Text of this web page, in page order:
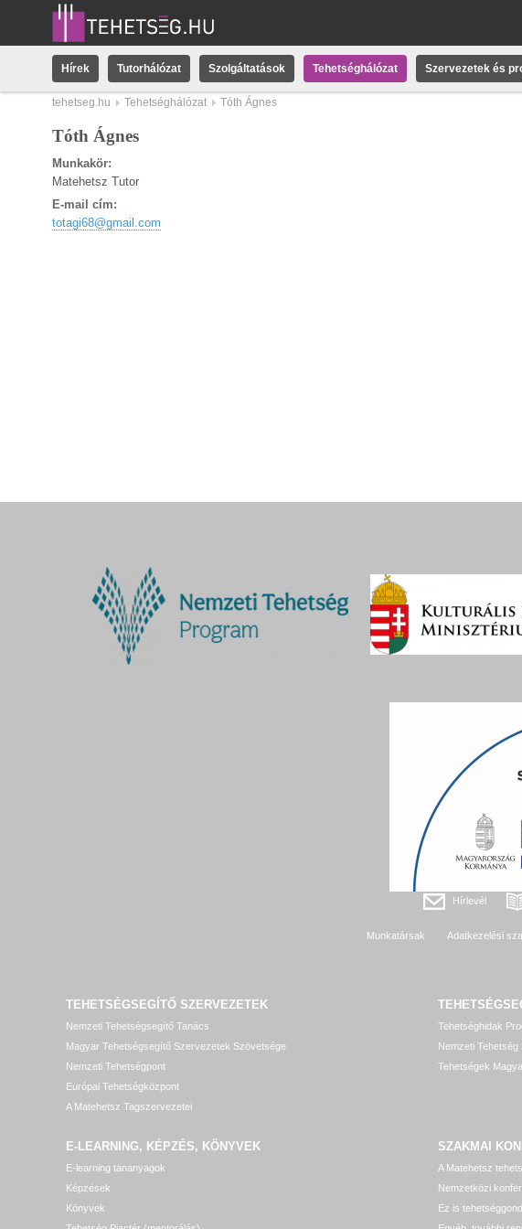
Hírek Tutorhálózat Szolgáltatások Tehetséghálózat Szervezetek és
tehetseg.hu Tehetséghálózat Tóth Ágnes
Tóth Ágnes
Munkakör:
Matehetsz Tutor
E-mail cím:
totagi68@gmail.com
Hírlevél
Munkatársak Adatkezelési
TEHETSÉGSEGÍTŐ SZERVEZETEK
Nemzeti Tehetségsegítő Tanács
Magyar Tehetségsegítő Szervezetek Szövetsége
Nemzeti Tehetségpont
Európai Tehetségközpont
A Matehetsz Tagszervezetei
Tehetséghidak
Nemzeti Tehetség
Tehetségek
E-LEARNING, KÉPZÉS, KÖNYVEK
E-learning tananyagok
Képzések
Könyvek
SZAKMAI
A Matehetsz
Nemzetközi
Ez is